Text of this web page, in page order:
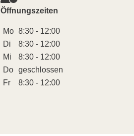
Öffnungszeiten
Mo 8:30 - 12:00
Di
8:30 - 12:00
Mi
8:30 - 12:00
Do geschlossen
Fr
8:30 - 12:00